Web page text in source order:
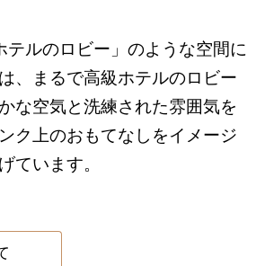
テルのロビー」のような空間に
、まるで高級ホテルのロビー
な空気と洗練された雰囲気を
ク上のおもてなしをイメージ
ています。